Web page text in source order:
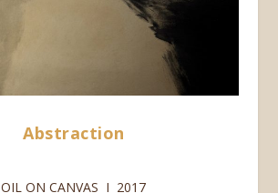
Abstraction
OIL ON CANVAS I 2017